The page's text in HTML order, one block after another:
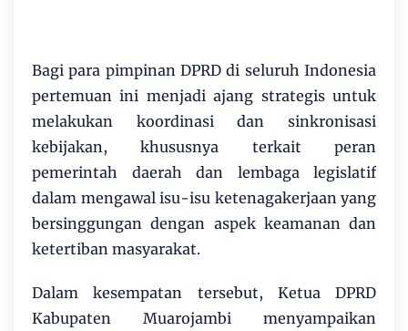
​Bagi para pimpinan DPRD di seluruh Indonesia
pertemuan ini menjadi ajang strategis untuk
melakukan koordinasi dan sinkronisasi
kebijakan, khususnya terkait peran
pemerintah daerah dan lembaga legislatif
dalam mengawal isu-isu ketenagakerjaan yang
bersinggungan dengan aspek keamanan dan
ketertiban masyarakat.
​Dalam kesempatan tersebut, Ketua DPRD
Kabupaten Muarojambi menyampaikan